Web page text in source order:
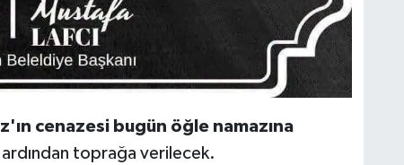
cenazesi bugün öğle namazına
ardından toprağa verilecek.